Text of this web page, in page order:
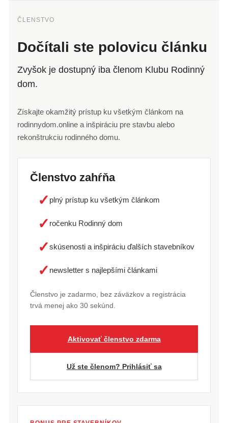
ČLENSTVO
Dočítali ste polovicu článku
Zvyšok je dostupný iba členom Klubu Rodinný
dom.
Získajte okamžitý prístup ku všetkým článkom na
rodinnydom.online a inšpiráciu pre stavbu alebo
rekonštrukciu rodinného domu.
Členstvo zahŕňa
✓ plný prístup ku všetkým článkom
✓ ročenku Rodinný dom
✓skúsenosti a inšpiráciu ďalších stavebníkov
✓ newsletter s najlepšími článkami
Členstvo je zadarmo, bez záväzkov a registrácia
trvá menej ako 30 sekúnd.
Aktivovať členstvo zdarma
Už ste členom? Prihlásiť sa